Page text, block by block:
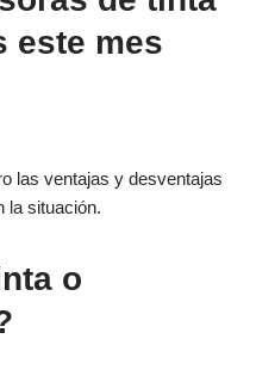
este mes
las ventajas y desventajas
la situación.
o